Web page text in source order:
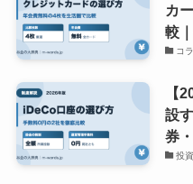
カ
較
コ
【
設
券
投